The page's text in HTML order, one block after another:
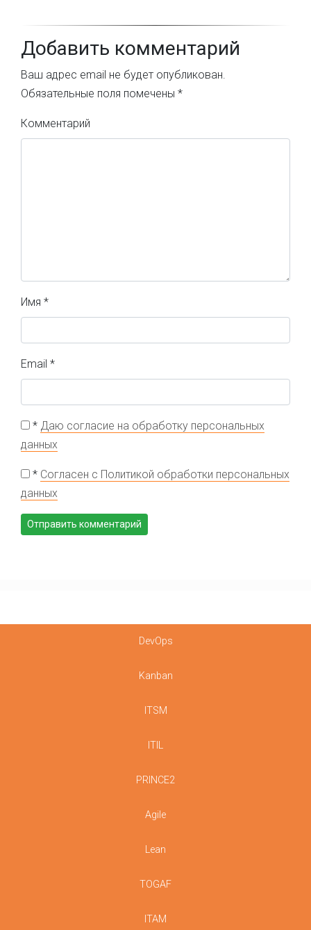
Добавить комментарий
Ваш адрес email не будет опубликован.
Обязательные поля помечены *
Комментарий
Имя *
Email *
* Даю согласие на обработку персональных
данных
* Согласен с Политикой обработки персональных
данных
DevOps
Kanban
ITSM
ITIL
PRINCE2
Agile
Lean
TOGAF
ITAM